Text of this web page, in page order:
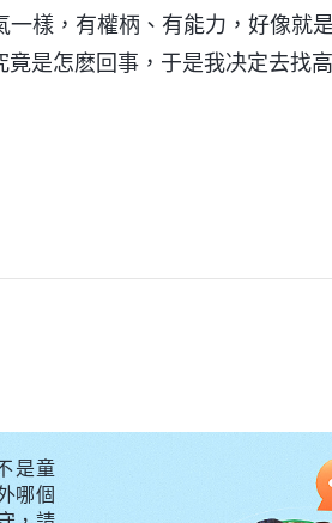
樣，有權柄、有能力，好像就
是怎麽回事，于是我决定去找
是童
哪個